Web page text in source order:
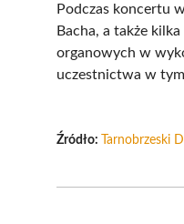
Podczas koncertu
Bacha, a także
organowych w
uczestnictwa w
Źródło: Tarnobrzeski